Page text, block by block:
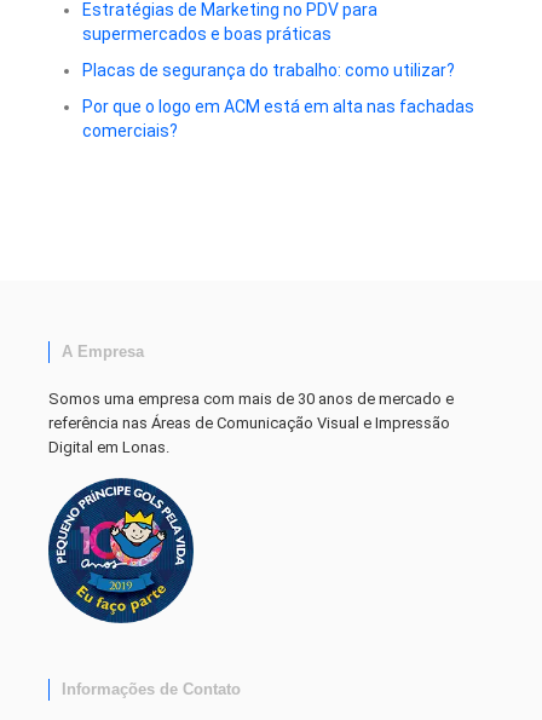
Estratégias de Marketing no PDV para
supermercados e boas práticas
Placas de segurança do trabalho: como utilizar?
Por que o logo em ACM está em alta nas fachadas
comerciais?
A Empresa
Somos uma empresa com mais de 30 anos de mercado e
referência nas Áreas de Comunicação Visual e Impressão
Digital em Lonas.
Informações de Contato